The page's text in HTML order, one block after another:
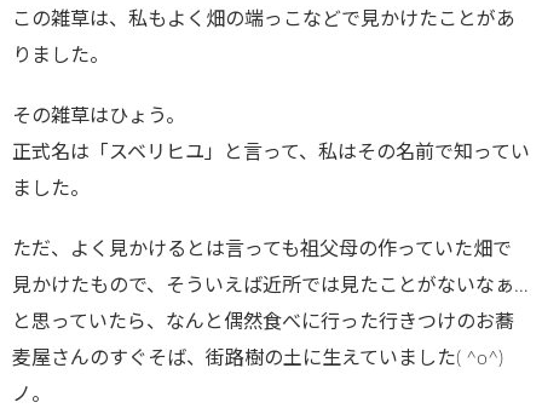
この雑草は、私もよく畑の端っこなどで見かけたことがあ
りました。
その雑草はひょう。
正式名は「スベリヒユ」と言って、私はその名前で知ってい
ました。
ただ、よく見かけるとは言っても祖父母の作っていた畑で
見かけたもので、そういえば近所では見たことがないなぁ…
と思っていたら、なんと偶然食べに行った行きつけのお蕎
麦屋さんのすぐそば、街路樹の土に生えていました( ^o^)
ノ。